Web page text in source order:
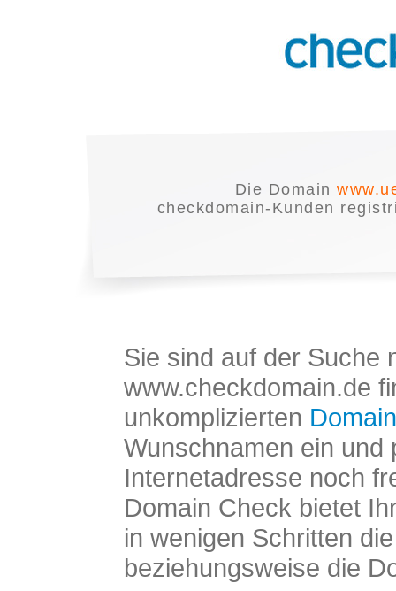
Die Domain
checkdomain-Kunden
Sie sind auf der Suche
www.checkdomain.de
unkomplizierten
Wunschnamen ein und
Internetadresse noch
Domain Check bietet
in wenigen Schritten
beziehungsweise die